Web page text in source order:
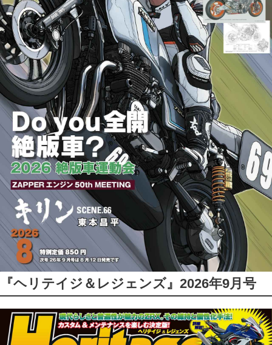
『ヘリテイジ＆レジェンズ』2026年9月号